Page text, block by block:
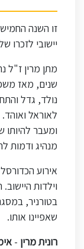
זו השנה
יישובי לזכרו
מתן מרין ז"ל
שנים, מאז
נולד, גדל
לאוראל
ומעבר להיותו
מנהיג ודמות
אירוע
בטורניר,
שאפיינו אותו.
רונית מרין -